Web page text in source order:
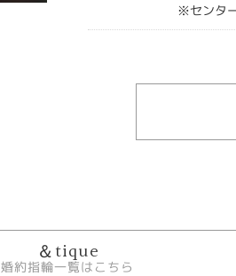
※センタ
＆tique
婚約指輪一覧はこちら